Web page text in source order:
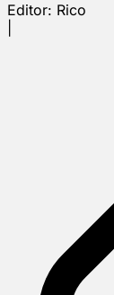
Editor: Rico